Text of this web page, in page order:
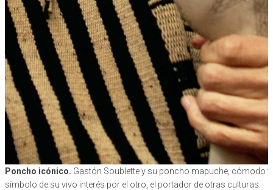
Poncho icónico. Gastón Soublette y su poncho mapuche, cómodo
símbolo de su vivo interés por el otro, el portador de otras culturas.